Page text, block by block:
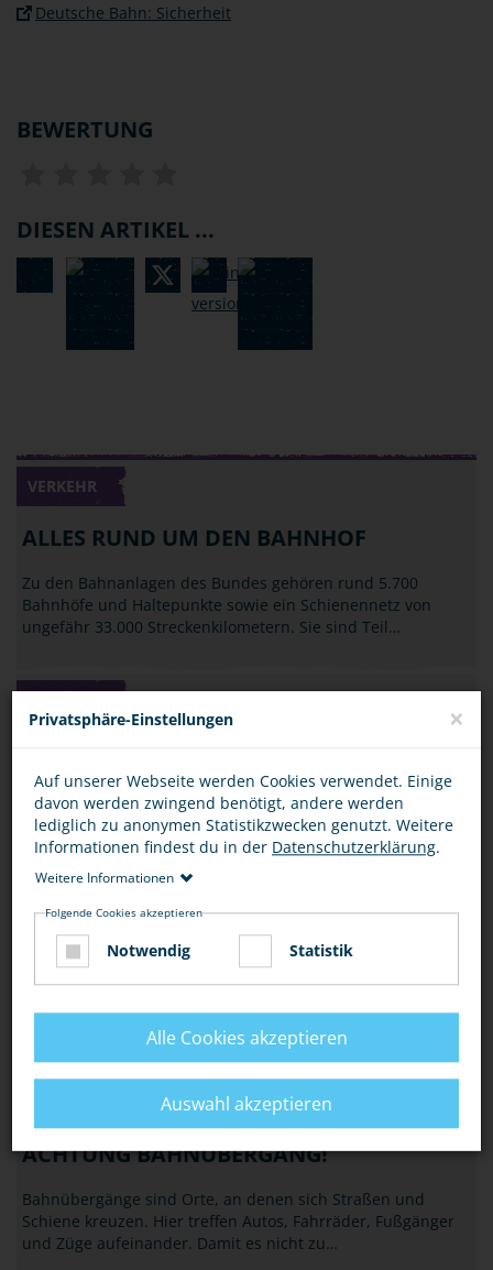
Deutsche Bahn: Sicherheit
BEWERTUNG
DIESEN ARTIKEL ...
VERKEHR
ALLES RUND UM DEN BAHNHOF
Zu den Bahnanlagen des Bundes gehören rund 5.700
Bahnhöfe und Haltepunkte sowie ein Schienennetz von
ungefähr 33.000 Streckenkilometern. Sie sind Teil…
Für Auto- und Radfahrer ist der Griff zum Handy während
der Fahrt verboten (§ 23 Abs.1a StVO), aber auch als
Fußgänger, Inliner oder Skater usw. ist…
VERKEHR
NACHTS SICHER UNTERWEGS
Fühlst Du dich nachts auf dem Heimweg, im Bus oder in der
Bahn manchmal unsicher? Mit unseren Tipps erhöhst Du
dein Sicherheitsgefühl und bist immer…
ACHTUNG BAHNÜBERGANG!
Bahnübergänge sind Orte, an denen sich Straßen und
Schiene kreuzen. Hier treffen Autos, Fahrräder, Fußgänger
und Züge aufeinander. Damit es nicht zu…
Privatsphäre-Einstellungen ×
Auf unserer Webseite werden Cookies verwendet. Einige
davon werden zwingend benötigt, andere werden
lediglich zu anonymen Statistikzwecken genutzt. Weitere
Informationen findest du in der Datenschutzerklärung.
Weitere Informationen
Folgende Cookies akzeptieren
Notwendig Statistik
Alle Cookies akzeptieren
Auswahl akzeptieren